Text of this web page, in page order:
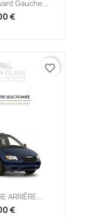
Gauche...
€
ARRIÈRE...
€
favorite_border